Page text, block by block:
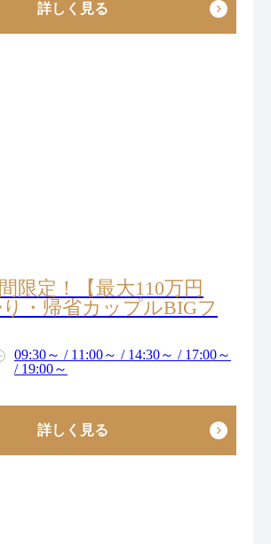
詳しく見る
限定！【最大110万円
り・帰省カップルBIGフ
09:30～ / 11:00～ / 14:30～ / 17:00～
/ 19:00～
詳しく見る